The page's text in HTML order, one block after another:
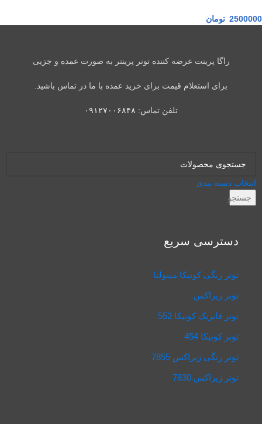
2500000 تومان
راگا پرینت عرضه کننده تونر پرینتر به صورت عمده و جزیی
برای استعلام قیمت برای خرید عمده با ما در تماس باشید.
تلفن تماس: ۰۹۱۲۷۰۰۶۸۴۸
انتخاب دسته بندی
جستجو
دسترسی سریع
تونر رنگی کونیکا مینولتا
تونر زیراکس
تونر فابریک کونیکا 552
تونر کونیکا 454
تونر رنگی زیراکس 7855
تونر زیراکس 7830